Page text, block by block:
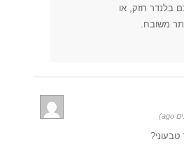
בלנדר חזק, או
משובח.
טבעוני?